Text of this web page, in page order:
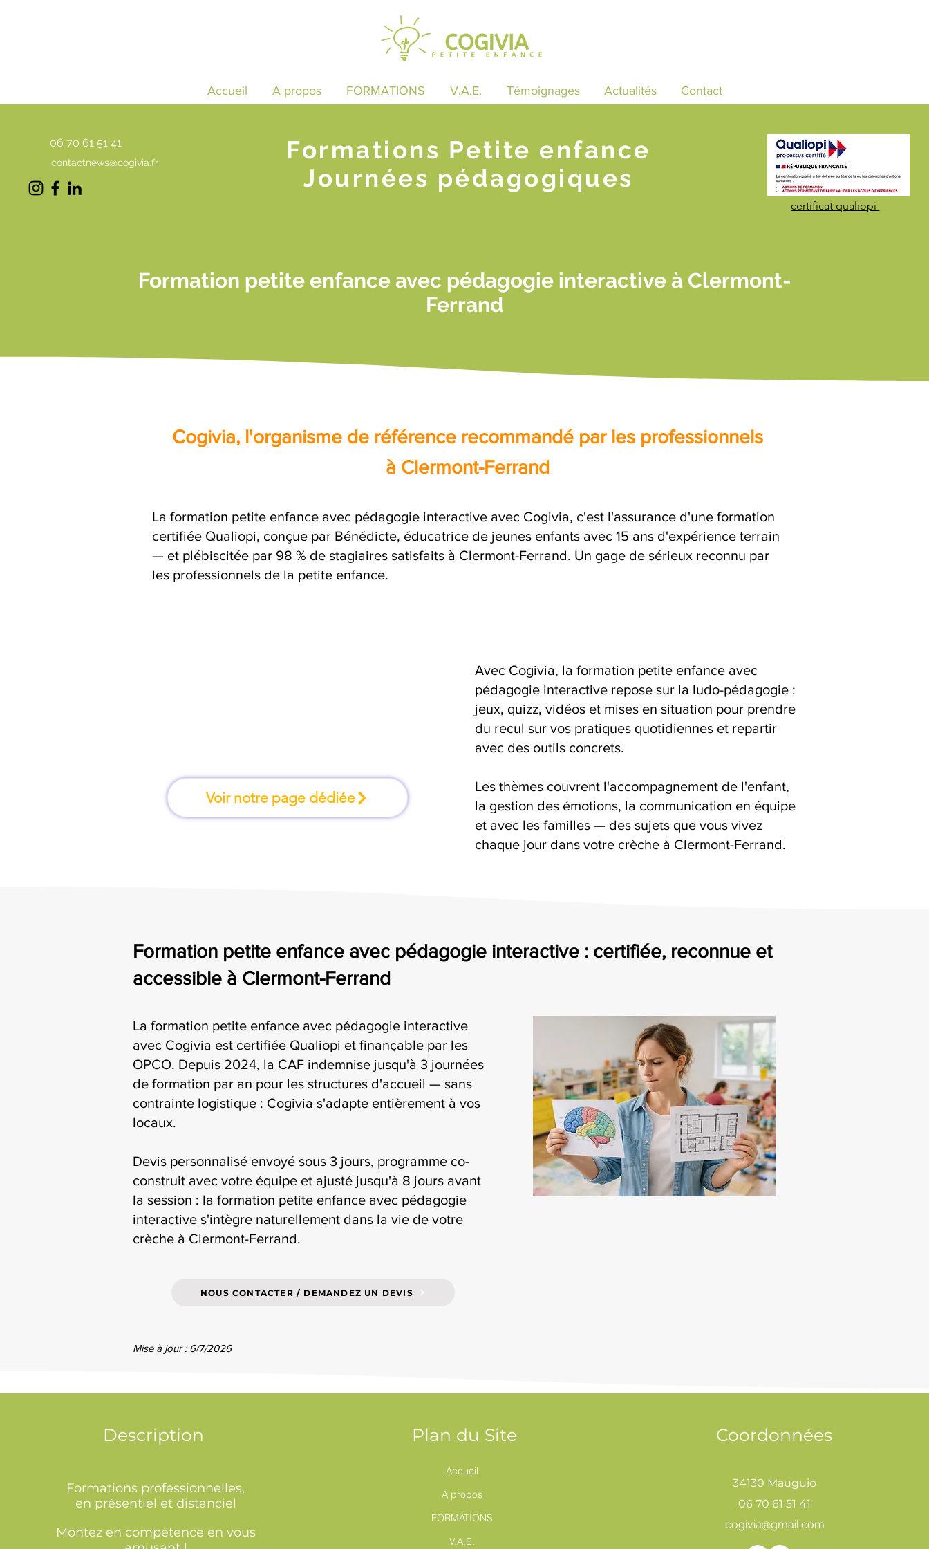
Accueil A propos FORMATIONS V.A.E. Témoignages Actualités Contact
06 70 61 51 41
contactnews@cogivia.fr
Formations Petite enfance
Journées pédagogiques
certificat qualiopi
Formation petite enfance avec pédagogie interactive à Clermont-
Ferrand
Cogivia, l'organisme de référence recommandé par les professionnels
à Clermont-Ferrand
La formation petite enfance avec pédagogie interactive avec Cogivia, c'est l'assurance d'une formation
certifiée Qualiopi, conçue par Bénédicte, éducatrice de jeunes enfants avec 15 ans d'expérience terrain
— et plébiscitée par 98 % de stagiaires satisfaits à Clermont-Ferrand. Un gage de sérieux reconnu par
les professionnels de la petite enfance.
Voir notre page dédiée
Avec Cogivia, la formation petite enfance avec
pédagogie interactive repose sur la ludo-pédagogie :
jeux, quizz, vidéos et mises en situation pour prendre
du recul sur vos pratiques quotidiennes et repartir
avec des outils concrets.
Les thèmes couvrent l'accompagnement de l'enfant,
la gestion des émotions, la communication en équipe
et avec les familles — des sujets que vous vivez
chaque jour dans votre crèche à Clermont-Ferrand.
Formation petite enfance avec pédagogie interactive : certifiée, reconnue et
accessible à Clermont-Ferrand
La formation petite enfance avec pédagogie interactive
avec Cogivia est certifiée Qualiopi et finançable par les
OPCO. Depuis 2024, la CAF indemnise jusqu'à 3 journées
de formation par an pour les structures d'accueil — sans
contrainte logistique : Cogivia s'adapte entièrement à vos
locaux.
Devis personnalisé envoyé sous 3 jours, programme co-
construit avec votre équipe et ajusté jusqu'à 8 jours avant
la session : la formation petite enfance avec pédagogie
interactive s'intègre naturellement dans la vie de votre
crèche à Clermont-Ferrand.
NOUS CONTACTER / DEMANDEZ UN DEVIS
Mise à jour : 6/7/2026
Description
Formations professionnelles,
en présentiel et distanciel
Montez en compétence en vous
Plan du Site
Accueil
A propos
FORMATIONS
V.A.E.
Coordonnées
34130 Mauguio
06 70 61 51 41
cogivia@gmail.com